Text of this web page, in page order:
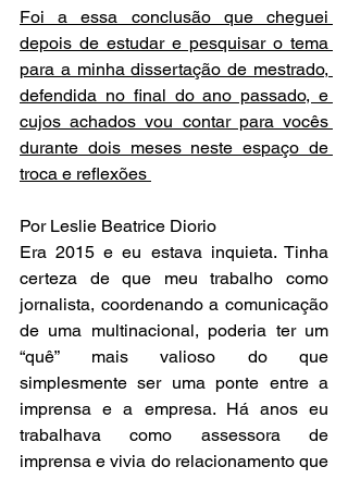
Foi a essa conclusão que cheguei
depois de estudar e pesquisar o tema
para a minha dissertação de mestrado,
defendida no final do ano passado, e
cujos achados vou contar para vocês
durante dois meses neste espaço de
troca e reflexões
Por Leslie Beatrice Diorio
Era 2015 e eu estava inquieta. Tinha
certeza de que meu trabalho como
jornalista, coordenando a comunicação
de uma multinacional, poderia ter um
“quê” mais valioso do que
simplesmente ser uma ponte entre a
imprensa e a empresa. Há anos eu
trabalhava como assessora de
imprensa e vivia do relacionamento que